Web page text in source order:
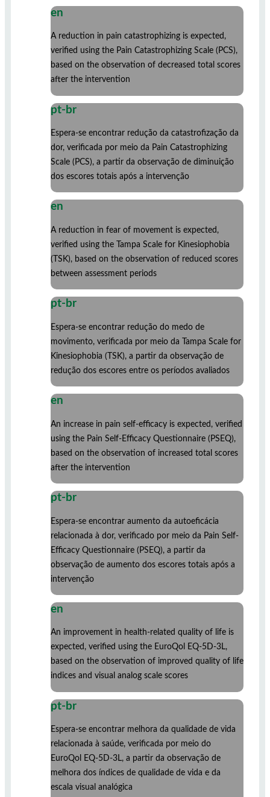
en
A reduction in pain catastrophizing is expected,
verified using the Pain Catastrophizing Scale (PCS),
based on the observation of decreased total scores
after the intervention
pt-br
Espera-se encontrar redução da catastrofização da
dor, verificada por meio da Pain Catastrophizing
Scale (PCS), a partir da observação de diminuição
dos escores totais após a intervenção
en
A reduction in fear of movement is expected,
verified using the Tampa Scale for Kinesiophobia
(TSK), based on the observation of reduced scores
between assessment periods
pt-br
Espera-se encontrar redução do medo de
movimento, verificada por meio da Tampa Scale for
Kinesiophobia (TSK), a partir da observação de
redução dos escores entre os períodos avaliados
en
An increase in pain self-efficacy is expected, verified
using the Pain Self-Efficacy Questionnaire (PSEQ),
based on the observation of increased total scores
after the intervention
pt-br
Espera-se encontrar aumento da autoeficácia
relacionada à dor, verificado por meio da Pain Self-
Efficacy Questionnaire (PSEQ), a partir da
observação de aumento dos escores totais após a
intervenção
en
An improvement in health-related quality of life is
expected, verified using the EuroQol EQ-5D-3L,
based on the observation of improved quality of life
indices and visual analog scale scores
pt-br
Espera-se encontrar melhora da qualidade de vida
relacionada à saúde, verificada por meio do
EuroQol EQ-5D-3L, a partir da observação de
melhora dos índices de qualidade de vida e da
escala visual analógica